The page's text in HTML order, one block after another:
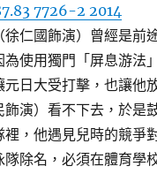
7726-2 2014
仁國飾演）曾經是前
使用獨門「屏息游法
日大受打擊，也讓他
演）看不下去，於是
，他遇見兒時的競爭
除名，必須在體育學